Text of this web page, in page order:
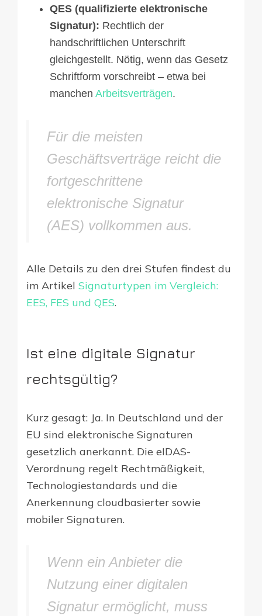
QES (qualifizierte elektronische
Signatur): Rechtlich der
handschriftlichen Unterschrift
gleichgestellt. Nötig, wenn das Gesetz
Schriftform vorschreibt – etwa bei
manchen Arbeitsverträgen.
Für die meisten
Geschäftsverträge reicht die
fortgeschrittene
elektronische Signatur
(AES) vollkommen aus.
Alle Details zu den drei Stufen findest du
im Artikel Signaturtypen im Vergleich:
EES, FES und QES.
Ist eine digitale Signatur
rechtsgültig?
Kurz gesagt: Ja. In Deutschland und der
EU sind elektronische Signaturen
gesetzlich anerkannt. Die eIDAS-
Verordnung regelt Rechtmäßigkeit,
Technologiestandards und die
Anerkennung cloudbasierter sowie
mobiler Signaturen.
Wenn ein Anbieter die
Nutzung einer digitalen
Signatur ermöglicht, muss